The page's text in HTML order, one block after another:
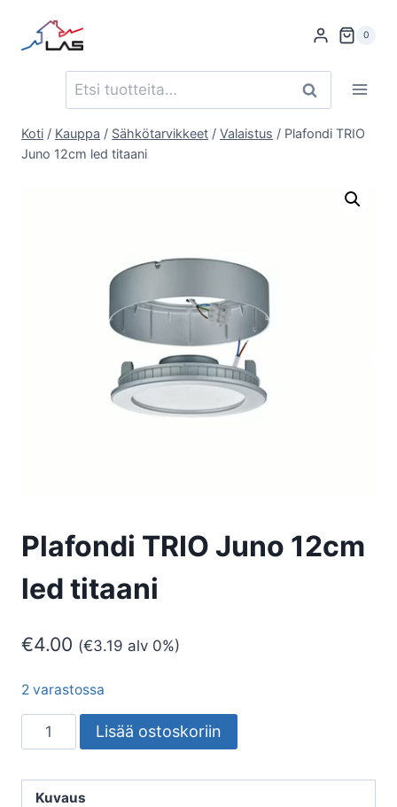
sisältöön
0
Etsi: Haku
Koti / Kauppa / Sähkötarvikkeet / Valaistus / Plafondi TRIO
Juno 12cm led titaani
Plafondi TRIO Juno 12cm
led titaani
€4.00 (€3.19 alv 0%)
2 varastossa
Plafondi
TRIO
12cm
Lisää ostoskoriin
Kuvaus